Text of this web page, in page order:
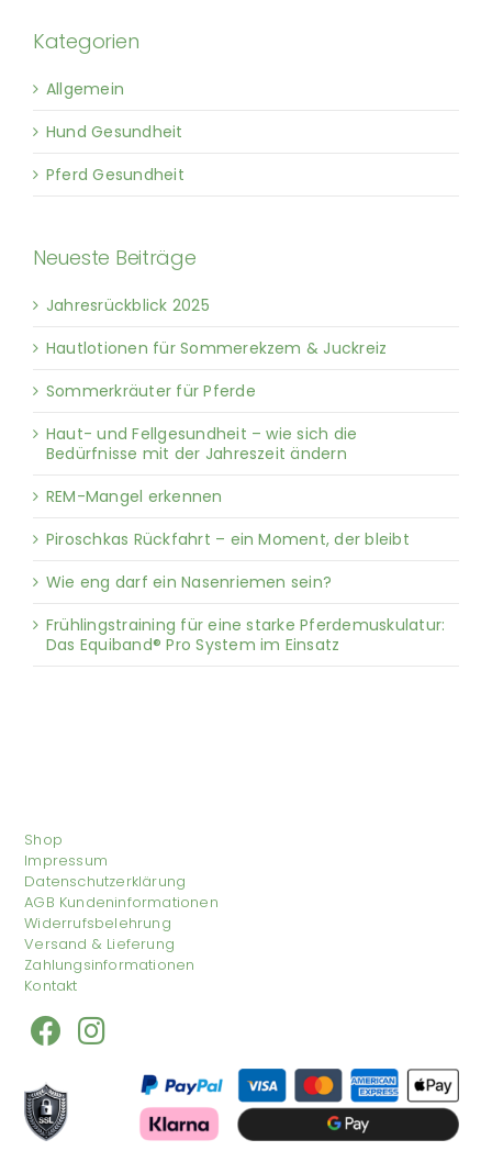
Kategorien
Allgemein
Hund Gesundheit
Pferd Gesundheit
Neueste Beiträge
Jahresrückblick 2025
Hautlotionen für Sommerekzem & Juckreiz
Sommerkräuter für Pferde
Haut- und Fellgesundheit – wie sich die
Bedürfnisse mit der Jahreszeit ändern
REM-Mangel erkennen
Piroschkas Rückfahrt – ein Moment, der bleibt
Wie eng darf ein Nasenriemen sein?
Frühlingstraining für eine starke Pferdemuskulatur:
Das Equiband® Pro System im Einsatz
Shop
Impressum
Datenschutzerklärung
AGB Kundeninformationen
Widerrufsbelehrung
Versand & Lieferung
Zahlungsinformationen
Kontakt